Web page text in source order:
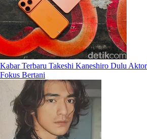
Kabar Terbaru Takeshi Kaneshiro Dulu
Fokus Bertani